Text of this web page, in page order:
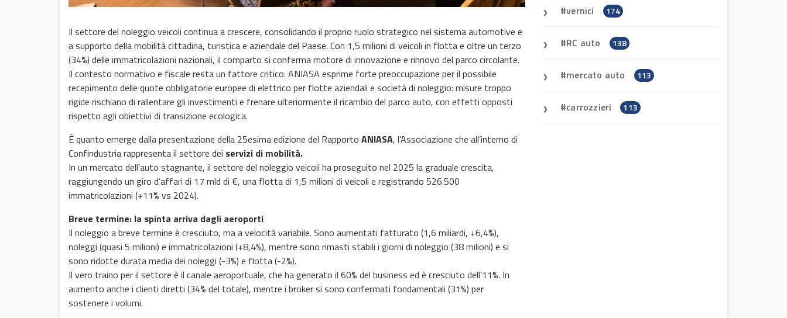
Il settore del noleggio veicoli continua a crescere, consolidando il proprio ruolo strategico nel sistema automotive e
a supporto della mobilità cittadina, turistica e aziendale del Paese. Con 1,5 milioni di veicoli in flotta e oltre un terzo
(34%) delle immatricolazioni nazionali, il comparto si conferma motore di innovazione e rinnovo del parco circolante.
Il contesto normativo e fiscale resta un fattore critico. ANIASA esprime forte preoccupazione per il possibile
recepimento delle quote obbligatorie europee di elettrico per flotte aziendali e società di noleggio: misure troppo
rigide rischiano di rallentare gli investimenti e frenare ulteriormente il ricambio del parco auto, con effetti opposti
rispetto agli obiettivi di transizione ecologica.
È quanto emerge dalla presentazione della 25esima edizione del Rapporto ANIASA, l’Associazione che all’interno di
Confindustria rappresenta il settore dei servizi di mobilità.
In un mercato dell’auto stagnante, il settore del noleggio veicoli ha proseguito nel 2025 la graduale crescita,
raggiungendo un giro d’affari di 17 mld di €, una flotta di 1,5 milioni di veicoli e registrando 526.500
immatricolazioni (+11% vs 2024).
Breve termine: la spinta arriva dagli aeroporti
Il noleggio a breve termine è cresciuto, ma a velocità variabile. Sono aumentati fatturato (1,6 miliardi, +6,4%),
noleggi (quasi 5 milioni) e immatricolazioni (+8,4%), mentre sono rimasti stabili i giorni di noleggio (38 milioni) e si
sono ridotte durata media dei noleggi (-3%) e flotta (-2%).
Il vero traino per il settore è il canale aeroportuale, che ha generato il 60% del business ed è cresciuto dell’11%. In
aumento anche i clienti diretti (34% del totale), mentre i broker si sono confermati fondamentali (31%) per
sostenere i volumi.
vernici 174
RC auto 138
mercato auto 113
carrozzieri 113